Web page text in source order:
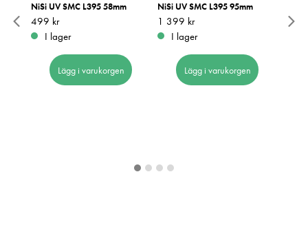
NiSi UV SMC L395 58mm
Pris: 499 kr
499 kr
I lager
Lägg i varukorgen
NiSi UV SMC L395 95mm
Pris:1 399 kr
1 399 kr
I lager
Lägg i varukorgen